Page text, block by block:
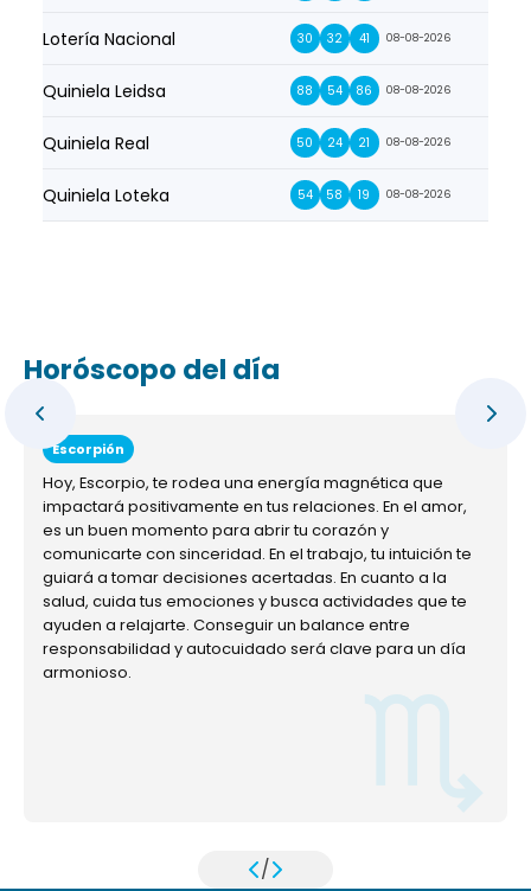
Lotería Nacional 30 32 41 08-08-2026
Quiniela Leidsa 88 54 86 08-08-2026
Quiniela Real 50 24 21 08-08-2026
Quiniela Loteka 54 58 19 08-08-2026
Horóscopo del día
Escorpión
Hoy, Escorpio, te rodea una energía magnética que
impactará positivamente en tus relaciones. En el amor,
es un buen momento para abrir tu corazón y
comunicarte con sinceridad. En el trabajo, tu intuición te
guiará a tomar decisiones acertadas. En cuanto a la
salud, cuida tus emociones y busca actividades que te
ayuden a relajarte. Conseguir un balance entre
responsabilidad y autocuidado será clave para un día
armonioso.
/